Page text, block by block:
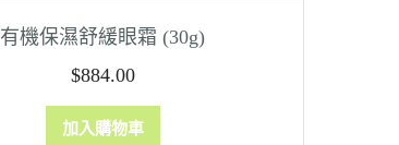
有機保濕舒緩眼霜 (30g)
$884.00
加入購物車